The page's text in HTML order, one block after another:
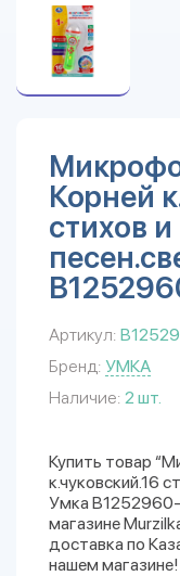
Корней
стихов и
Артикул:
Бренд: УМКА
Наличие: 2 шт.
Купить товар
к.чуковский.16
Умка
магазине
доставка по
нашем магазине!